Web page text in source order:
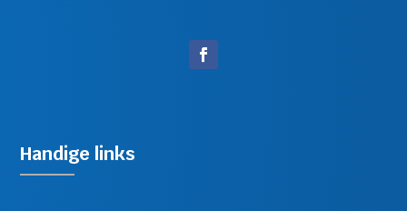
Handige links